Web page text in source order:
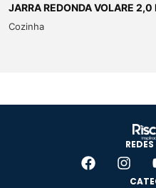
JARRA REDONDA VOLARE 2,0
Cozinha